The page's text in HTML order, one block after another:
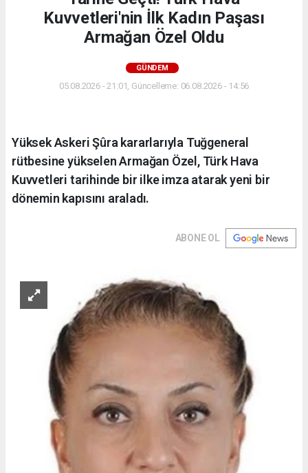
Kuvvetleri'nin İlk Kadın Paşası
Armağan Özel Oldu
GÜNDEM
05.08.2026 - 21:01, Güncelleme: 06.08.2026 - 14:56
Yüksek Askeri Şûra kararlarıyla Tuğgeneral
rütbesine yükselen Armağan Özel, Türk Hava
Kuvvetleri tarihinde bir ilke imza atarak yeni bir
dönemin kapısını araladı.
ABONE OL